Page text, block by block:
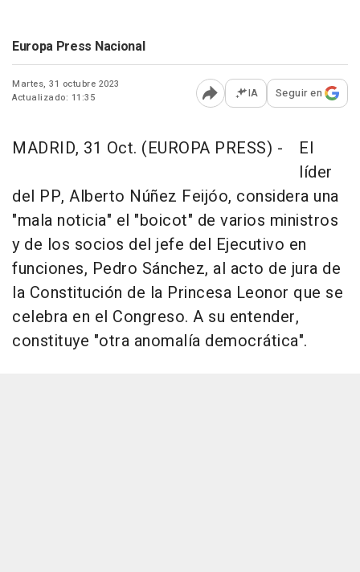
Europa Press Nacional
Martes, 31 octubre 2023
Actualizado: 11:35
Abrir opciones para
IA Seguir en
MADRID, 31 Oct. (EUROPA PRESS) -
El
líder
del PP, Alberto Núñez Feijóo, considera una
"mala noticia" el "boicot" de varios ministros
y de los socios del jefe del Ejecutivo en
funciones, Pedro Sánchez, al acto de jura de
la Constitución de la Princesa Leonor que se
celebra en el Congreso. A su entender,
constituye "otra anomalía democrática".